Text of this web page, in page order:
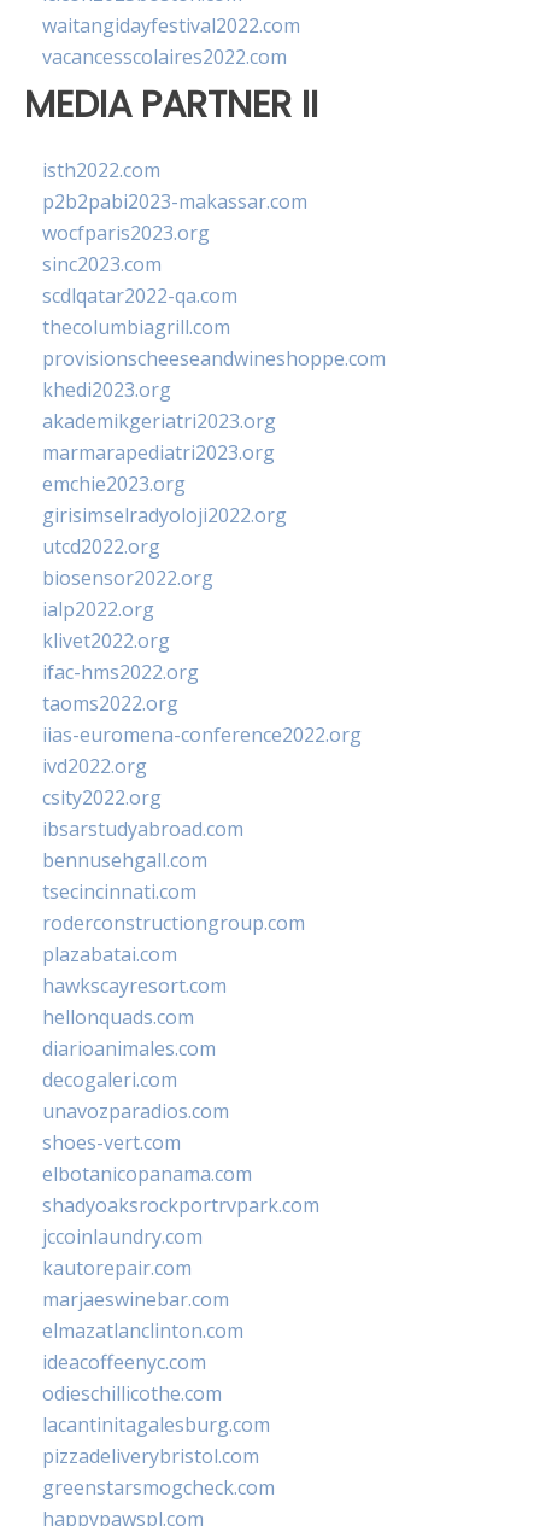
waitangidayfestival2022.com
vacancesscolaires2022.com
MEDIA PARTNER II
isth2022.com
p2b2pabi2023-makassar.com
wocfparis2023.org
sinc2023.com
scdlqatar2022-qa.com
thecolumbiagrill.com
provisionscheeseandwineshoppe.com
khedi2023.org
akademikgeriatri2023.org
marmarapediatri2023.org
emchie2023.org
girisimselradyoloji2022.org
utcd2022.org
biosensor2022.org
ialp2022.org
klivet2022.org
ifac-hms2022.org
taoms2022.org
iias-euromena-conference2022.org
ivd2022.org
csity2022.org
ibsarstudyabroad.com
bennusehgall.com
tsecincinnati.com
roderconstructiongroup.com
plazabatai.com
hawkscayresort.com
hellonquads.com
diarioanimales.com
decogaleri.com
unavozparadios.com
shoes-vert.com
elbotanicopanama.com
shadyoaksrockportrvpark.com
jccoinlaundry.com
kautorepair.com
marjaeswinebar.com
elmazatlanclinton.com
ideacoffeenyc.com
odieschillicothe.com
lacantinitagalesburg.com
pizzadeliverybristol.com
greenstarsmogcheck.com
happypawspl.com